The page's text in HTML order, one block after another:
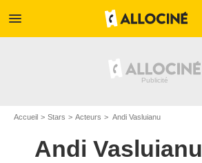
menu
Accueil Stars Acteurs Andi Vasluianu
Andi Vasluianu